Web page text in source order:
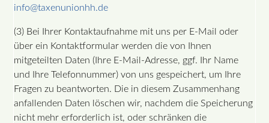
info@taxenunionhh.de
(3) Bei Ihrer Kontaktaufnahme mit uns per E-Mail oder
über ein Kontaktformular werden die von Ihnen
mitgeteilten Daten (Ihre E-Mail-Adresse, ggf. Ihr Name
und Ihre Telefonnummer) von uns gespeichert, um Ihre
Fragen zu beantworten. Die in diesem Zusammenhang
anfallenden Daten löschen wir, nachdem die Speicherung
nicht mehr erforderlich ist, oder schränken die